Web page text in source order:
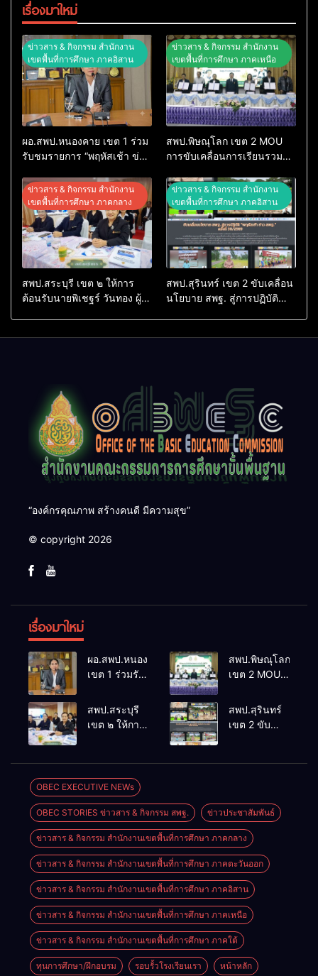
เรื่องมาใหม่
ข่าวสาร & กิจกรรม สำนักงาน
เขตพื้นที่การศึกษา ภาคอิสาน
ผอ.สพป.หนองคาย เขต 1 ร่วม
รับชมรายการ “พฤหัสเช้า ข่าว
ข่าวสาร & กิจกรรม สำนักงาน
เขตพื้นที่การศึกษา ภาคเหนือ
สพป.พิษณุโลก เขต 2 MOU
การขับเคลื่อนการเรียนรวม
ข่าวสาร & กิจกรรม สำนักงาน
เขตพื้นที่การศึกษา ภาคกลาง
สพป.สระบุรี เขต ๒ ให้การ
ต้อนรับนายพิเชฐร์ วันทอง ผู้
กระทรวงศึกษาธิการ ประจำ
ปีงบประมาณ พ.ศ. ๒๕๖๙ รอบ
ที่ ๒/๒๕๖๙
ข่าวสาร & กิจกรรม สำนักงาน
เขตพื้นที่การศึกษา ภาคอิสาน
สพป.สุรินทร์ เขต 2 ขับเคลื่อน
นโยบาย สพฐ. สู่การปฏิบัติ
“องค์กรคุณภาพ สร้างคนดี มีความสุข”
© copyright 2026
เรื่องมาใหม่
ผอ.สพป.หนองคาย
เขต 1 ร่วมรับ
“พฤหัสเช้า
ข่าว สพฐ.”
สพป.พิษณุโลก
เขต 2 MOU
การเรียนรวม
จังหวัด
สพป.สระบุรี
เขต ๒ ให้การ
ราชการ
กระทรวง
ศึกษาธิการ
เขตตรวจ
ราชการที่ ๑
ในโอกาส
ลงพื้นที่ตรวจ
ราชการและ
ติดตามการ
ดำเนินงาน
ตามนโยบาย
กระทรวง
ศึกษาธิการ
สพป.สุรินทร์
เขต 2 ขับ
บอน โชว์ผล
งานใน
รายการ
“พฤหัสเช้า
ข่าว สพฐ.”
OBEC EXECUTIVE NEWs
OBEC STORIES ข่าวสาร & กิจกรรม สพฐ. ข่าวประชาสัมพันธ์
ข่าวสาร & กิจกรรม สำนักงานเขตพื้นที่การศึกษา ภาคกลาง
ข่าวสาร & กิจกรรม สำนักงานเขตพื้นที่การศึกษา ภาคตะวันออก
ข่าวสาร & กิจกรรม สำนักงานเขตพื้นที่การศึกษา ภาคอิสาน
ข่าวสาร & กิจกรรม สำนักงานเขตพื้นที่การศึกษา ภาคเหนือ
ข่าวสาร & กิจกรรม สำนักงานเขตพื้นที่การศึกษา ภาคใต้
ทุนการศึกษา/ฝึกอบรม รอบรั้วโรงเรียนเรา หน้าหลัก